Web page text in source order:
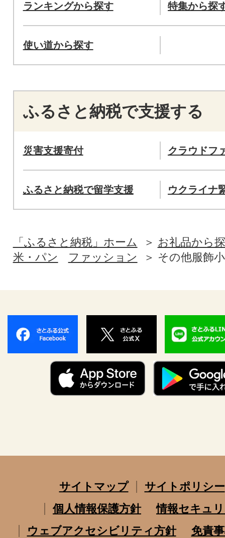
ランキングから探す 特集から探
使い道から探す
ふるさと納税で支援する
災害支援寄付 クラウドフ
ふるさと納税で留学支援 ウクライナ
「ふるさと納税」ホーム
お礼品から
米・パン
ファッション その他服飾
サイトマップ
サイトポリシー
個人情報保護方針
情報セキュ
ウェブアクセシビリティ方針
免責